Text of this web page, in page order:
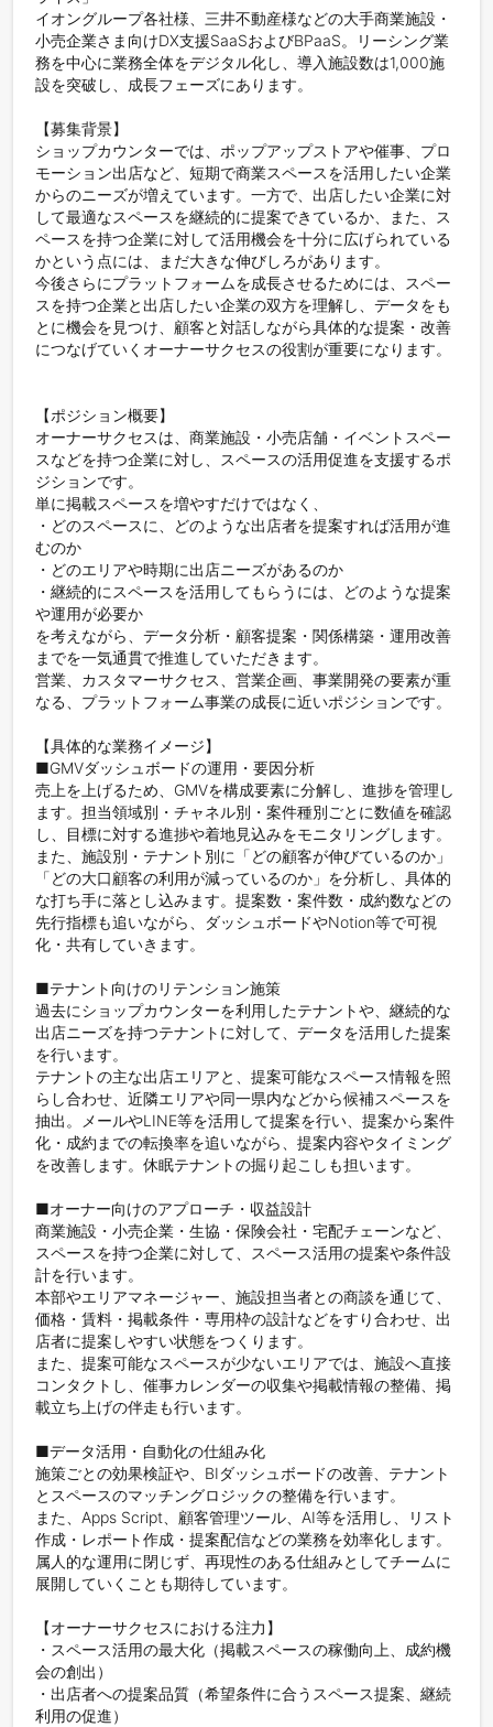
イオングループ各社様、三井不動産様などの大手商業施設・
小売企業さま向けDX支援SaaSおよびBPaaS。リーシング業
務を中心に業務全体をデジタル化し、導入施設数は1,000施
設を突破し、成長フェーズにあります。
【募集背景】
ショップカウンターでは、ポップアップストアや催事、プロ
モーション出店など、短期で商業スペースを活用したい企業
からのニーズが増えています。一方で、出店したい企業に対
して最適なスペースを継続的に提案できているか、また、ス
ペースを持つ企業に対して活用機会を十分に広げられている
かという点には、まだ大きな伸びしろがあります。
今後さらにプラットフォームを成長させるためには、スペー
スを持つ企業と出店したい企業の双方を理解し、データをも
とに機会を見つけ、顧客と対話しながら具体的な提案・改善
につなげていくオーナーサクセスの役割が重要になります。
【ポジション概要】
オーナーサクセスは、商業施設・小売店舗・イベントスペー
スなどを持つ企業に対し、スペースの活用促進を支援するポ
ジションです。
単に掲載スペースを増やすだけではなく、
・どのスペースに、どのような出店者を提案すれば活用が進
むのか
・どのエリアや時期に出店ニーズがあるのか
・継続的にスペースを活用してもらうには、どのような提案
や運用が必要か
を考えながら、データ分析・顧客提案・関係構築・運用改善
までを一気通貫で推進していただきます。
営業、カスタマーサクセス、営業企画、事業開発の要素が重
なる、プラットフォーム事業の成長に近いポジションです。
【具体的な業務イメージ】
■GMVダッシュボードの運用・要因分析
売上を上げるため、GMVを構成要素に分解し、進捗を管理し
ます。担当領域別・チャネル別・案件種別ごとに数値を確認
し、目標に対する進捗や着地見込みをモニタリングします。
また、施設別・テナント別に「どの顧客が伸びているのか」
「どの大口顧客の利用が減っているのか」を分析し、具体的
な打ち手に落とし込みます。提案数・案件数・成約数などの
先行指標も追いながら、ダッシュボードやNotion等で可視
化・共有していきます。
■テナント向けのリテンション施策
過去にショップカウンターを利用したテナントや、継続的な
出店ニーズを持つテナントに対して、データを活用した提案
を行います。
テナントの主な出店エリアと、提案可能なスペース情報を照
らし合わせ、近隣エリアや同一県内などから候補スペースを
抽出。メールやLINE等を活用して提案を行い、提案から案件
化・成約までの転換率を追いながら、提案内容やタイミング
を改善します。休眠テナントの掘り起こしも担います。
■オーナー向けのアプローチ・収益設計
商業施設・小売企業・生協・保険会社・宅配チェーンなど、
スペースを持つ企業に対して、スペース活用の提案や条件設
計を行います。
本部やエリアマネージャー、施設担当者との商談を通じて、
価格・賃料・掲載条件・専用枠の設計などをすり合わせ、出
店者に提案しやすい状態をつくります。
また、提案可能なスペースが少ないエリアでは、施設へ直接
コンタクトし、催事カレンダーの収集や掲載情報の整備、掲
載立ち上げの伴走も行います。
■データ活用・自動化の仕組み化
施策ごとの効果検証や、BIダッシュボードの改善、テナント
とスペースのマッチングロジックの整備を行います。
また、Apps Script、顧客管理ツール、AI等を活用し、リスト
作成・レポート作成・提案配信などの業務を効率化します。
属人的な運用に閉じず、再現性のある仕組みとしてチームに
展開していくことも期待しています。
【オーナーサクセスにおける注力】
・スペース活用の最大化（掲載スペースの稼働向上、成約機
会の創出）
・出店者への提案品質（希望条件に合うスペース提案、継続
利用の促進）